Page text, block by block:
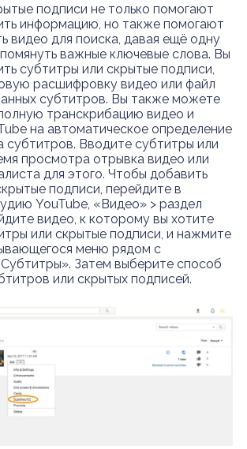
подписи не только помогают
информацию, но также помогают
видео для поиска, давая ещё одну
важные ключевые слова. Вы
субтитры или скрытые подписи,
расшифровку видео или файл
субтитров. Вы также можете
транскрибацию видео и
на автоматическое определение
субтитров. Вводите субтитры или
просмотра отрывка видео или
для этого. Чтобы добавить
подписи, перейдите в
YouTube, «Видео» > раздел
видео, к которому вы хотите
или скрытые подписи, и нажмите
меню рядом с
Затем выберите способ
или скрытых подписей.